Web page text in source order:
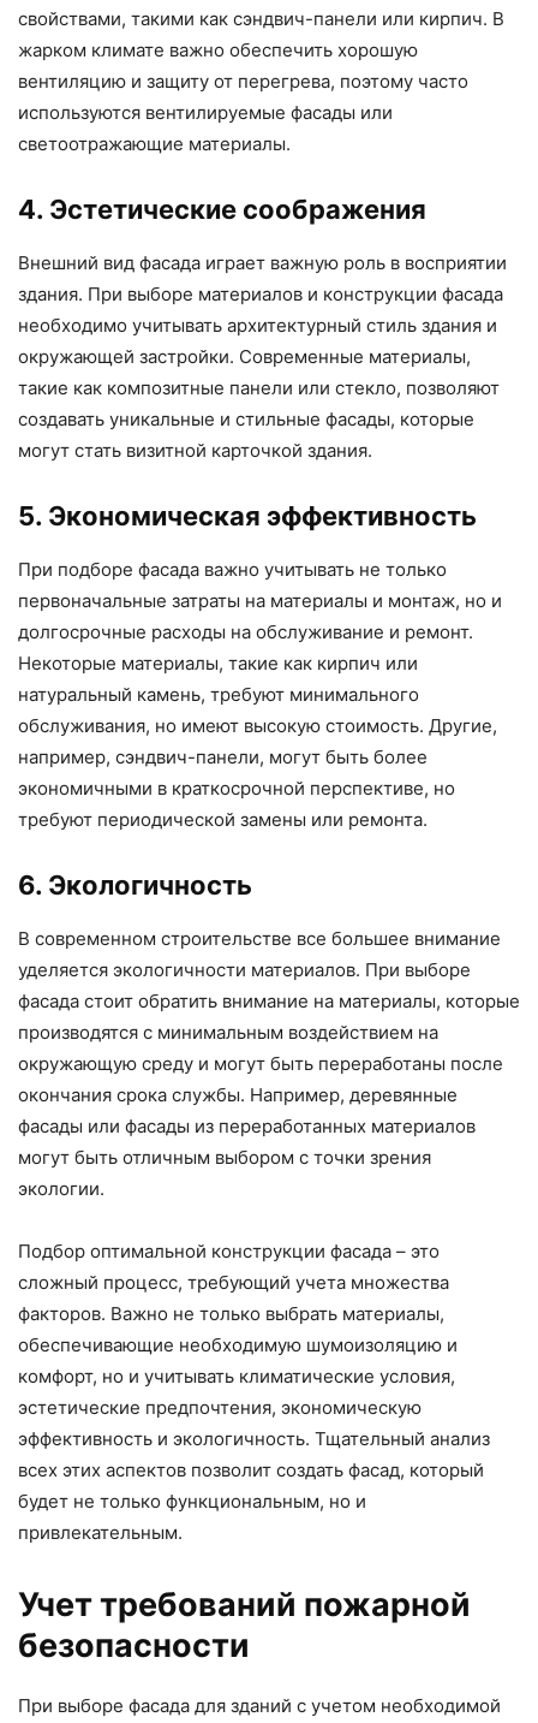
свойствами, такими как сэндвич-панели или кирпич. В
жарком климате важно обеспечить хорошую
вентиляцию и защиту от перегрева, поэтому часто
используются вентилируемые фасады или
светоотражающие материалы.
4. Эстетические соображения
Внешний вид фасада играет важную роль в восприятии
здания. При выборе материалов и конструкции фасада
необходимо учитывать архитектурный стиль здания и
окружающей застройки. Современные материалы,
такие как композитные панели или стекло, позволяют
создавать уникальные и стильные фасады, которые
могут стать визитной карточкой здания.
5. Экономическая эффективность
При подборе фасада важно учитывать не только
первоначальные затраты на материалы и монтаж, но и
долгосрочные расходы на обслуживание и ремонт.
Некоторые материалы, такие как кирпич или
натуральный камень, требуют минимального
обслуживания, но имеют высокую стоимость. Другие,
например, сэндвич-панели, могут быть более
экономичными в краткосрочной перспективе, но
требуют периодической замены или ремонта.
6. Экологичность
В современном строительстве все большее внимание
уделяется экологичности материалов. При выборе
фасада стоит обратить внимание на материалы, которые
производятся с минимальным воздействием на
окружающую среду и могут быть переработаны после
окончания срока службы. Например, деревянные
фасады или фасады из переработанных материалов
могут быть отличным выбором с точки зрения
экологии.
Подбор оптимальной конструкции фасада – это
сложный процесс, требующий учета множества
факторов. Важно не только выбрать материалы,
обеспечивающие необходимую шумоизоляцию и
комфорт, но и учитывать климатические условия,
эстетические предпочтения, экономическую
эффективность и экологичность. Тщательный анализ
всех этих аспектов позволит создать фасад, который
будет не только функциональным, но и
привлекательным.
Учет требований пожарной
безопасности
При выборе фасада для зданий с учетом необходимой